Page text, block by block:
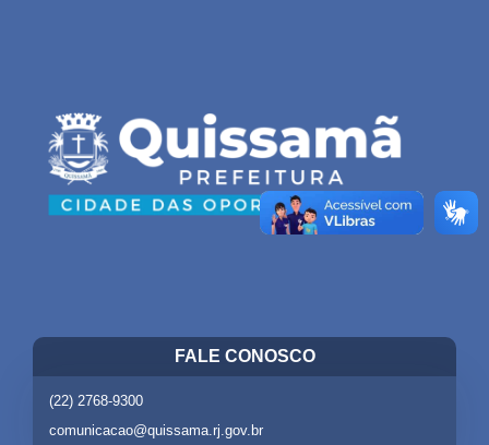
FALE CONOSCO
(22) 2768-9300
comunicacao@quissama.rj.gov.br